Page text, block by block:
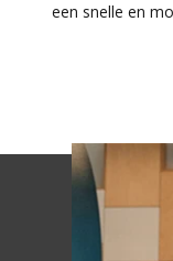
een snelle en